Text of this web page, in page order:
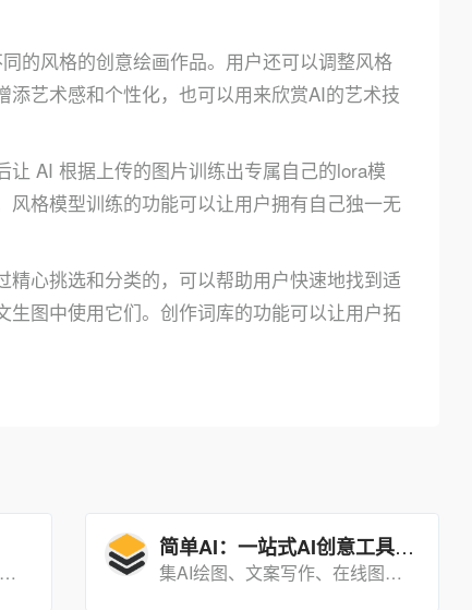
的风格的创意绘画作品。用户还可以调整风格
艺术感和个性化，也可以用来欣赏AI的艺术技
AI 根据上传的图片训练出专属自己的lora模
格模型训练的功能可以让用户拥有自己独一无
心挑选和分类的，可以帮助用户快速地找到适
图中使用它们。创作词库的功能可以让用户拓
能够根据用户输入的文本描述生成相应的艺术画作。
简单AI：一站式AI创意工具平台
集AI绘图、文案写作、在线图片编辑、设计素材库以及AI分享社区于一体的多功能创意工具平台。